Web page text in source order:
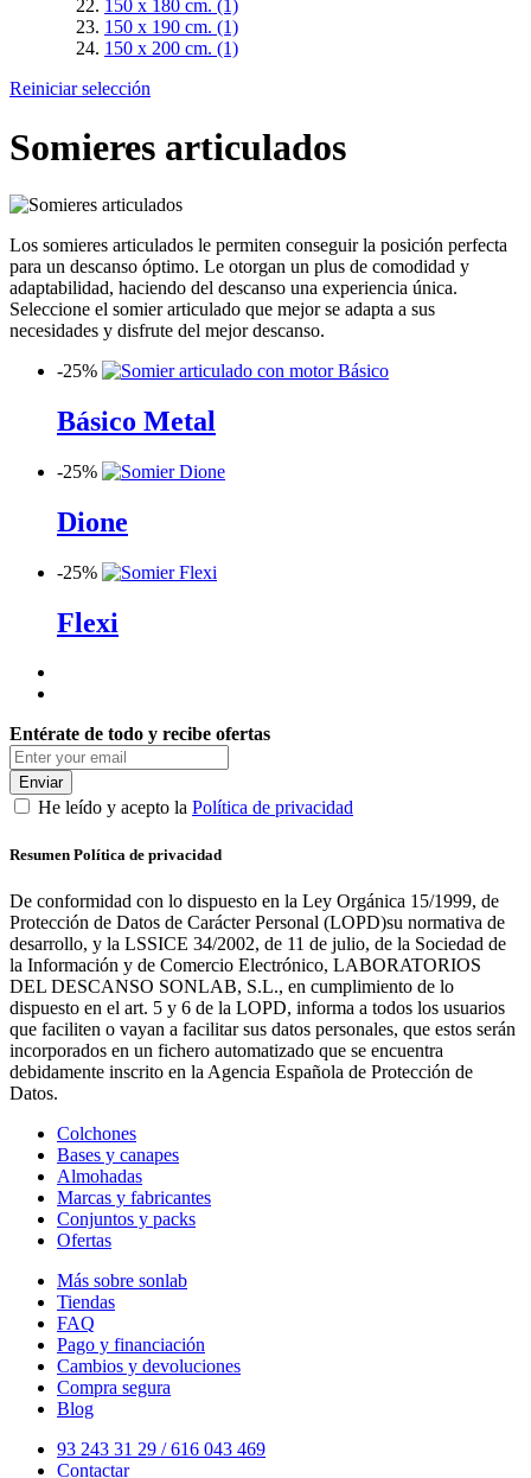
150 x 180 cm. (1)
150 x 190 cm. (1)
150 x 200 cm. (1)
Reiniciar selección
Somieres articulados
Los somieres articulados le permiten conseguir la posición perfecta
para un descanso óptimo. Le otorgan un plus de comodidad y
adaptabilidad, haciendo del descanso una experiencia única.
Seleccione el somier articulado que mejor se adapta a sus
necesidades y disfrute del mejor descanso.
-25%
Básico Metal
-25%
Dione
-25%
Flexi
Entérate de todo y recibe ofertas
Enviar
He leído y acepto la Política de privacidad
Resumen Política de privacidad
De conformidad con lo dispuesto en la Ley Orgánica 15/1999, de
Protección de Datos de Carácter Personal (LOPD)su normativa de
desarrollo, y la LSSICE 34/2002, de 11 de julio, de la Sociedad de
la Información y de Comercio Electrónico, LABORATORIOS
DEL DESCANSO SONLAB, S.L., en cumplimiento de lo
dispuesto en el art. 5 y 6 de la LOPD, informa a todos los usuarios
que faciliten o vayan a facilitar sus datos personales, que estos serán
incorporados en un fichero automatizado que se encuentra
debidamente inscrito en la Agencia Española de Protección de
Datos.
Colchones
Bases y canapes
Almohadas
Marcas y fabricantes
Conjuntos y packs
Ofertas
Más sobre sonlab
Tiendas
FAQ
Pago y financiación
Cambios y devoluciones
Compra segura
Blog
93 243 31 29 / 616 043 469
Contactar